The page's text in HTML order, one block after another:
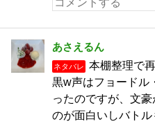
あさえるん
ネタバレ
本棚整理で
黒w声はフョード
ったのですが、文
のが面白いしバト